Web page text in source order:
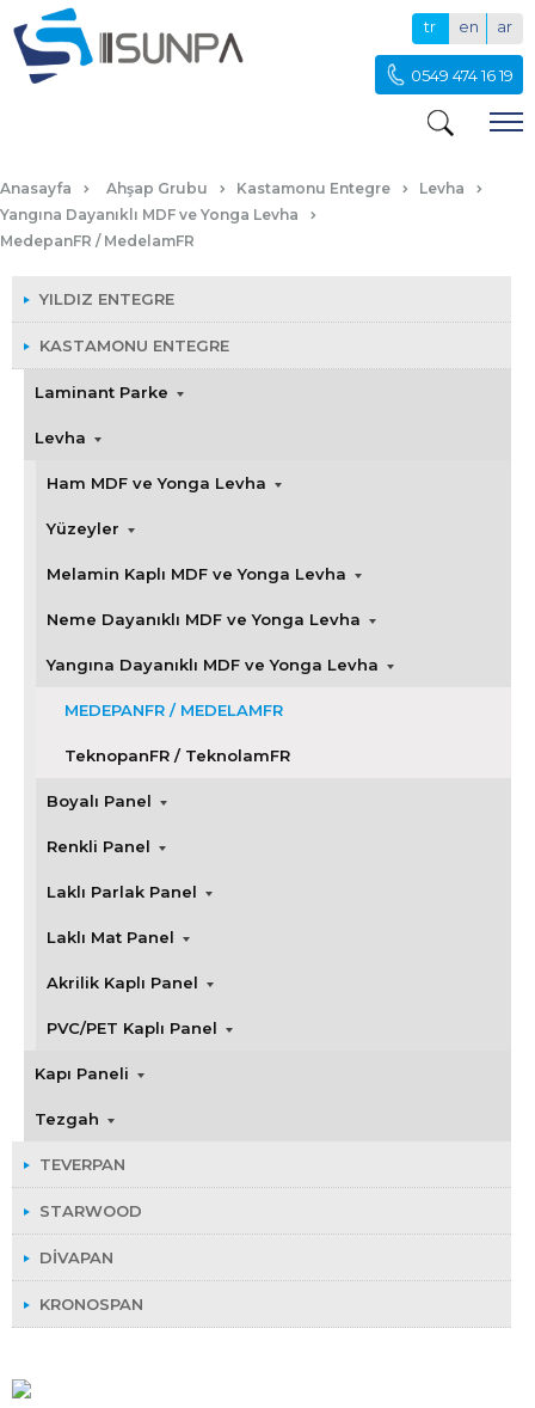
tr en ar
0549 474 16 19
Anasayfa Ahşap Grubu Kastamonu Entegre
Levha
Yangına Dayanıklı MDF ve Yonga Levha
MedepanFR / MedelamFR
YILDIZ ENTEGRE
KASTAMONU ENTEGRE
Laminant Parke
Levha
Ham MDF ve Yonga Levha
Yüzeyler
Melamin Kaplı MDF ve Yonga Levha
Neme Dayanıklı MDF ve Yonga Levha
Yangına Dayanıklı MDF ve Yonga Levha
MEDEPANFR / MEDELAMFR
TeknopanFR / TeknolamFR
Boyalı Panel
Renkli Panel
Laklı Parlak Panel
Laklı Mat Panel
Akrilik Kaplı Panel
PVC/PET Kaplı Panel
Kapı Paneli
Tezgah
TEVERPAN
STARWOOD
DIVAPAN
KRONOSPAN